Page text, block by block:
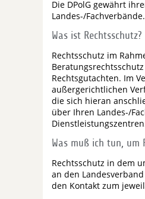
Die DPolG gewährt
Landes-/Fachverbände.
Was ist Rechtsschutz?
Rechtsschutz im
Rechtsgutachten. Im
außergerichtlichen
die sich hieran
über Ihren Landes-/
Was muß ich tun, um
Rechtsschutz in dem
an den
den Kontakt zum